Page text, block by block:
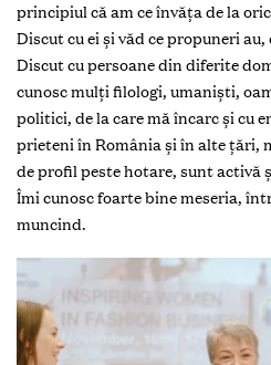
principiul că am ce învăța de la
Discut cu ei și văd ce propuneri
Discut cu persoane din diferite
cunosc mulți filologi, umaniști,
politici, de la care mă încarc și cu
prieteni în România și în alte țări,
de profil peste hotare, sunt activă
Îmi cunosc foarte bine meseria,
muncind.